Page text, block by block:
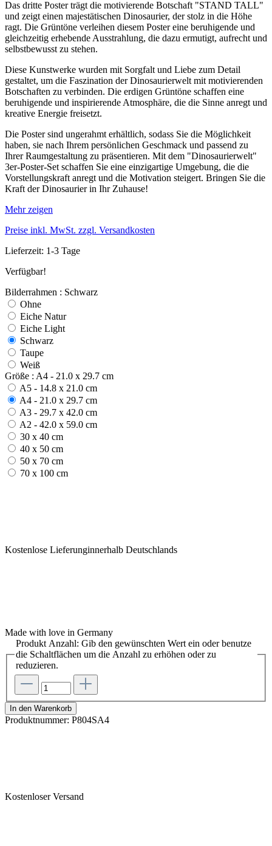
Das dritte Poster trägt die motivierende Botschaft "STAND TALL"
und zeigt einen majestätischen Dinosaurier, der stolz in die Höhe
ragt. Die Grüntöne verleihen diesem Poster eine beruhigende und
gleichzeitig erhebende Ausstrahlung, die dazu ermutigt, aufrecht und
selbstbewusst zu stehen.
Diese Kunstwerke wurden mit Sorgfalt und Liebe zum Detail
gestaltet, um die Faszination der Dinosaurierwelt mit motivierenden
Botschaften zu verbinden. Die erdigen Grüntöne schaffen eine
beruhigende und inspirierende Atmosphäre, die die Sinne anregt und
kreative Energie freisetzt.
Die Poster sind ungerahmt erhältlich, sodass Sie die Möglichkeit
haben, sie nach Ihrem persönlichen Geschmack und passend zu
Ihrer Raumgestaltung zu präsentieren. Mit dem "Dinosaurierwelt"
3er-Poster-Set schaffen Sie eine einzigartige Umgebung, die die
Vorstellungskraft anregt und die Motivation steigert. Bringen Sie die
Kraft der Dinosaurier in Ihr Zuhause!
Mehr zeigen
Preise inkl. MwSt. zzgl. Versandkosten
Lieferzeit: 1-3 Tage
Verfügbar!
Bilderrahmen : Schwarz
Ohne
Eiche Natur
Eiche Light
Schwarz
Taupe
Weiß
Größe : A4 - 21.0 x 29.7 cm
A5 - 14.8 x 21.0 cm
A4 - 21.0 x 29.7 cm
A3 - 29.7 x 42.0 cm
A2 - 42.0 x 59.0 cm
30 x 40 cm
40 x 50 cm
50 x 70 cm
70 x 100 cm
Kostenlose Lieferunginnerhalb Deutschlands
Made with love in Germany
Produkt Anzahl: Gib den gewünschten Wert ein oder benutze
die Schaltflächen um die Anzahl zu erhöhen oder zu
reduzieren.
In den Warenkorb
Produktnummer: P804SA4
Kostenloser Versand